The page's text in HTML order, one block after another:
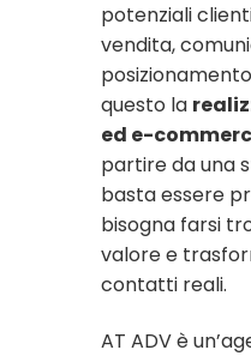
potenziali
vendita,
questo la
ed e-
partire da una
basta essere
bisogna farsi
valore e
contatti reali.
AT ADV è